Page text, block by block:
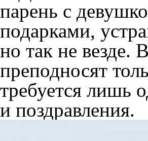
парень с
подарками,
но так не везде.
преподносят
требуется лишь
и поздравления.